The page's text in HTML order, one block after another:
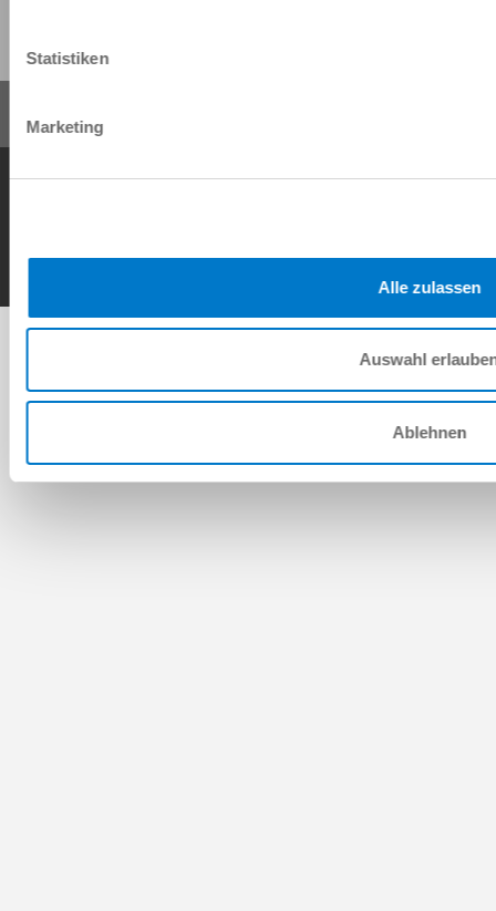
Statistiken
Marketing
Alle zulassen
Auswahl
Ablehnen